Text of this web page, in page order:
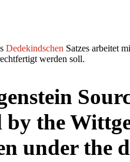
Dedekindschen Satzes arbeitet
werden soll.
the
under the